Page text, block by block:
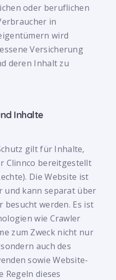
oder beruflichen
in
wird
Versicherung
deren Inhalt zu
Inhalte
gilt für Inhalte,
Clinnco bereitgestellt
Die Website ist
und kann separat über
werden. Es ist
wie Crawler
zum Zweck nicht nur
auch des
sowie Website-
Regeln dieses